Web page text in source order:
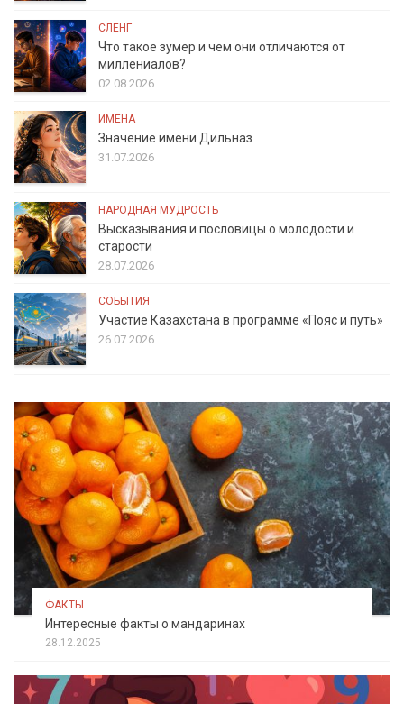
СЛЕНГ
Что такое зумер и чем они отличаются от
миллениалов?
02.08.2026
ИМЕНА
Значение имени Дильназ
31.07.2026
НАРОДНАЯ МУДРОСТЬ
Высказывания и пословицы о молодости и
старости
28.07.2026
СОБЫТИЯ
Участие Казахстана в программе «Пояс и путь»
26.07.2026
ФАКТЫ
Интересные факты о мандаринах
28.12.2025